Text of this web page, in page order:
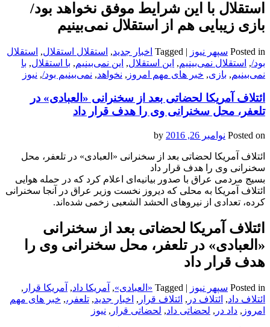
استقلال با این شرایط موفق نخواهد بود/
بازی زیبایی هم از استقلال نمی‌بینیم
Posted in سپهر نیوز |
Tagged اخبار جدید, استقلال استقلال, استقلال
بود/, استقلال نمی‌بینیم, این استقلال, این نمی‌بینیم, با استقلال, با
نمی‌بینیم, بازی, خبر های مهم امروز , نخواهد, نمی‌بینیم بود/, نیوز
ائتلاف آمریکا لحضاتی بعد از سخنرانی «العبادی» در
تلعفر، محل سخنرانی‌ وی را هدف قرار داد
Posted on نوامبر 26, 2016
ائتلاف آمریکا لحضاتی بعد از سخنرانی «العبادی» در تلعفر، محل
سخنرانی‌ وی را هدف قرار داد
بسیج مردمی عراق با صدور بیانیه‌ای اعلام کرد که در حمله هوایی
ائتلاف آمریکا به محلی که دیروز نخست وزیر عراق در آنجا سخنرانی
کرده، تعدادی از نیروهای الحشد الشعبی زخمی شده‌اند.
ائتلاف آمریکا لحضاتی بعد از سخنرانی
«العبادی» در تلعفر، محل سخنرانی‌ وی را
هدف قرار داد
Posted in سپهر نیوز Tagged «العبادی», آمریکا داد, آمریکا قرار ,
ائتلاف داد, ائتلاف در , ائتلاف قرار , اخبار جدید, تلعفر،, خبر های مهم
امروز , داد در , لحضاتی داد, لحضاتی قرار , نیوز